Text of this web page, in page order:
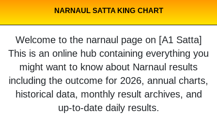
NARNAUL SATTA KING CHART
Welcome to the narnaul page on [A1 Satta]
This is an online hub containing everything you
might want to know about Narnaul results
including the outcome for 2026, annual charts,
historical data, monthly result archives, and
up-to-date daily results.